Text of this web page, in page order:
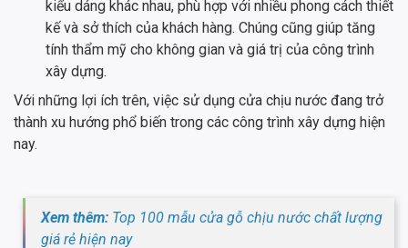
kiểu dáng khác nhau, phù hợp với nhiều phong cách thiết
kế và sở thích của khách hàng. Chúng cũng giúp tăng
tính thẩm mỹ cho không gian và giá trị của công trình
xây dựng.
Với những lợi ích trên, việc sử dụng cửa chịu nước đang trở
thành xu hướng phổ biến trong các công trình xây dựng hiện
nay.
Xem thêm: Top 100 mẫu cửa gỗ chịu nước chất lượng
giá rẻ hiện nay